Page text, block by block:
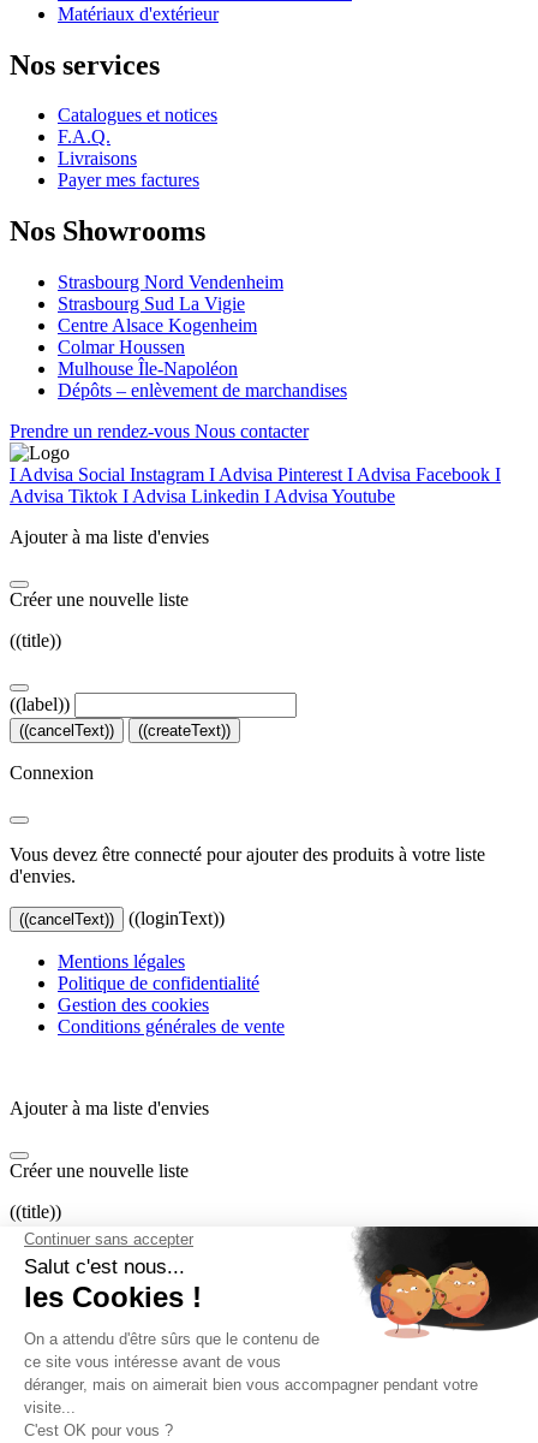
Matériaux d'extérieur
Nos services
Catalogues et notices
F.A.Q.
Livraisons
Payer mes factures
Nos Showrooms
Strasbourg Nord Vendenheim
Strasbourg Sud La Vigie
Centre Alsace Kogenheim
Colmar Houssen
Mulhouse Île-Napoléon
Dépôts – enlèvement de marchandises
Prendre un rendez-vous Nous contacter
I Advisa Social Instagram I Advisa Pinterest I Advisa Facebook I
Advisa Tiktok I Advisa Linkedin I Advisa Youtube
Ajouter à ma liste d'envies
Créer une nouvelle liste
((title))
((label))
((cancelText)) ((createText))
Connexion
Vous devez être connecté pour ajouter des produits à votre liste
d'envies.
((cancelText)) ((loginText))
Mentions légales
Politique de confidentialité
Gestion des cookies
Conditions générales de vente
Ajouter à ma liste d'envies
Créer une nouvelle liste
((title))
((label))
((cancelText)) ((createText))
Connexion
Vous devez être connecté pour ajouter des produits à votre liste